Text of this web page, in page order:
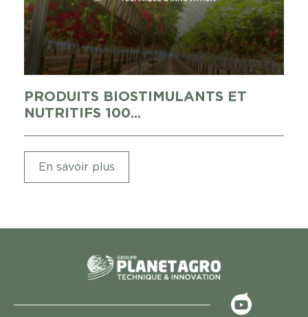
PRODUITS BIOSTIMULANTS ET
NUTRITIFS 100...
En savoir plus
<